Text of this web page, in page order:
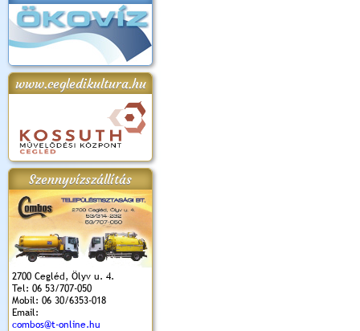
www.cegledikultura.hu
Szennyvízszállítás
2700 Cegléd, Ölyv u. 4.
Tel: 06 53/707-050
Mobil: 06 30/6353-018
Email:
combos@t-online.hu
2018.
Kossuth Toborzó
Ünnepély
2017.09.22-23.
Szent István Ünnepe
(2017. 08. 20.)